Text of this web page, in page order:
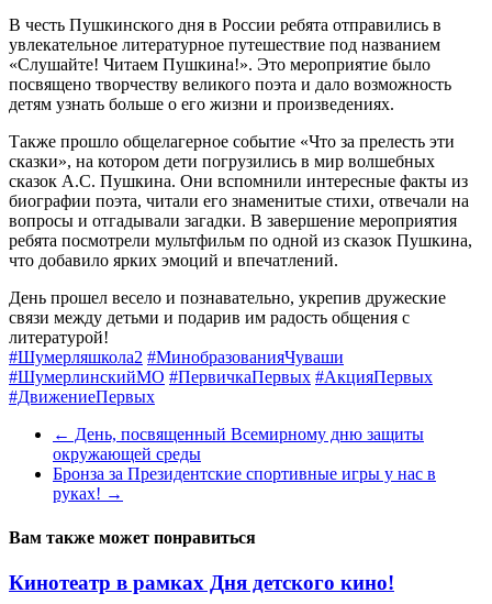
В честь Пушкинского дня в России ребята отправились в
увлекательное литературное путешествие под названием
«Слушайте! Читаем Пушкина!». Это мероприятие было
посвящено творчеству великого поэта и дало возможность
детям узнать больше о его жизни и произведениях.
Также прошло общелагерное событие «Что за прелесть эти
сказки», на котором дети погрузились в мир волшебных
сказок А.С. Пушкина. Они вспомнили интересные факты из
биографии поэта, читали его знаменитые стихи, отвечали на
вопросы и отгадывали загадки. В завершение мероприятия
ребята посмотрели мультфильм по одной из сказок Пушкина,
что добавило ярких эмоций и впечатлений.
День прошел весело и познавательно, укрепив дружеские
связи между детьми и подарив им радость общения с
литературой!
#Шумерляшкола2 #МинобразованияЧуваши
#ШумерлинскийМО #ПервичкаПервых #АкцияПервых
#ДвижениеПервых
← День, посвященный Всемирному дню защиты
окружающей среды
Бронза за Президентские спортивные игры у нас в
руках! →
Вам также может понравиться
Кинотеатр в рамках Дня детского кино!